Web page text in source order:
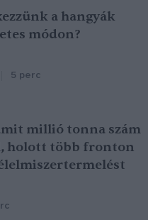
a hangyák
módon?
5 perc
millió tonna szám
holott több fronton